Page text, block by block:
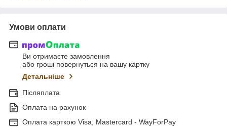
Умови оплати
Ви отримаєте замовлення
або гроші повернуться на вашу картку
Детальніше
Післяплата
Оплата на рахунок
Оплата карткою Visa, Mastercard - WayForPay